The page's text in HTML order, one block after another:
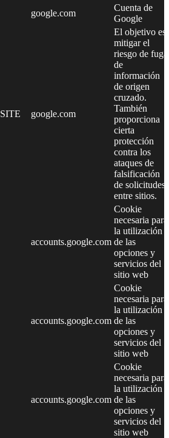
google.com
Cuenta de
Google
google.com
El objetivo es
mitigar el
riesgo de fuga
de
información
de origen
cruzado.
También
proporciona
cierta
protección
contra los
ataques de
falsificación
de solicitudes
entre sitios.
accounts.google.com
Cookie
necesaria para
la utilización
de las
opciones y
servicios del
sitio web
accounts.google.com
Cookie
necesaria para
la utilización
de las
opciones y
servicios del
sitio web
accounts.google.com
Cookie
necesaria para
la utilización
de las
opciones y
servicios del
sitio web